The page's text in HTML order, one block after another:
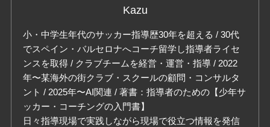
Kazu
小・中学生年代のサッカー指導歴30年を超える / 30代
でスペイン・バルセロナへコーチ留学し指導者ライセ
ンスを取得 / クラブチームを経営・運営・指導 / 2022
年〜某海外の街クラブ・スクールの顧問・コンサルタ
ント / 2025年〜AI関連 / 著書：指導者のための【少年サ
ッカー・コーチングの入門書】
日々指導現場で実践しながら現場で役立つ情報を発信